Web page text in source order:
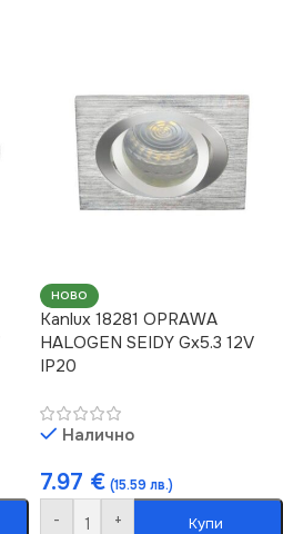
НОВО
Kanlux 18281 OPRAWA
HALOGEN SEIDY Gx5.3 12V
IP20
Налично
7.97 € (15.59 лв.)
- + Купи